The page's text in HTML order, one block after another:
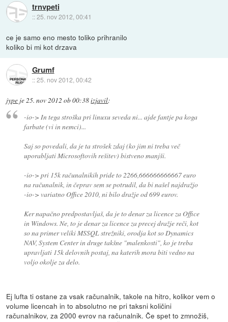
trnvpeti
::25. nov 2012, 00:41
ce je samo eno mesto toliko prihranilo
koliko bi mi kot drzava
Grumf
::25. nov 2012, 00:42
jype je 25. nov 2012 ob 00:38izjavil:
-io-> In tega stroška pri linuxu seveda ni... ajde fantje pa koga
farbate (vi in nemci)...
Saj so povedali, da je ta strošek zdaj (ko jim ni treba več
uporabljati Microsoftovih rešitev) bistveno manjši.
-io-> pri 15k računalnikih pride to 2266,666666666667 euro
na računalnik, in čeprav sem se potrudil, da bi našel najdražjo
-io-> variatno Office 2010, ni bilo dražje od 699 eurov.
Ker napačno predpostavljaš, da je to denar za licence za Office
in Windows. Ne, to je denar za licence za precej dražje reči, kot
so na primer veliki MSSQL strežniki, orodja kot so Dynamics
NAV, System Center in druge takšne "malenkosti", ko je treba
upravljati 15k delovnih postaj, na katerih mora biti vedno na
voljo okolje za delo.
Ej lufta ti ostane za vsak računalnik, takole na hitro, kolikor vem o
volume licencah in to absolutno ne pri taksni količini
računalnikov, za 2000 evrov na računalnik. Če spet to zmnožiš,